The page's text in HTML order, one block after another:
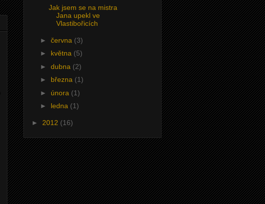
Jak jsem se na mistra
Jana upekl ve
Vlastibořicích
► června (3)
► května (5)
► dubna (2)
► března (1)
► února (1)
► ledna (1)
► 2012 (16)